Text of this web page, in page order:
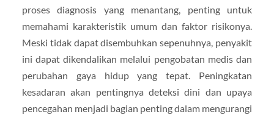
proses diagnosis yang menantang, penting untuk
memahami karakteristik umum dan faktor risikonya.
Meski tidak dapat disembuhkan sepenuhnya, penyakit
ini dapat dikendalikan melalui pengobatan medis dan
perubahan gaya hidup yang tepat. Peningkatan
kesadaran akan pentingnya deteksi dini dan upaya
pencegahan menjadi bagian penting dalam mengurangi